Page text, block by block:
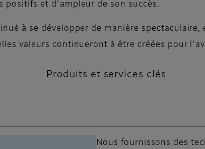
positifs et d'ampleur de son succès.
à se développer de manière
valeurs continueront à être créées pour
Produits et services clés
Nous fournissons des